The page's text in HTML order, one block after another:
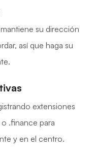
su dirección
así que haga su
extensiones
.finance para
y en el centro.